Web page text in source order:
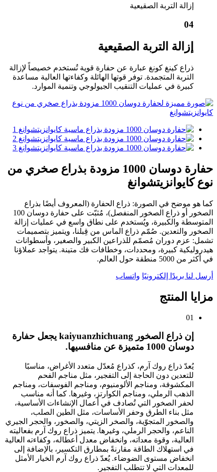
إزالة التربة الصقيعية
04
إزالة التربة الصقيعية
ذراع كينغ كونغ عبارة عن حفارة قوية تُستخدم خصيصاً لإزالة
التربة المتجمدة. توفر قوتها الهائلة وكفاءتها العالية مساعدة
كبيرة في عمليات التنقيب الجيولوجي وتنمية الموارد.
حفارة دوسان 1000 مزودة بذراع صخري من
نوع كايوانزيتشوانغ
كما هو موضح في الصورة: ذراع الحفارة (المعروف أيضًا بذراع
الصخور أو ذراع الصخور المنفصل)، مُثبّت على حفارة دوسان 100
المتوسطة والكبيرة، ويُستخدم على نطاق واسع في عمليات إزالة
الصخور والتعدين. صُمّم ذراع الماس من قِبلنا، ويتميز بتصميمات
تشمل: عزم دوران مُصمّم للذراعين الكبير والصغير، وأسطوانات
هيدروليكية كبيرة، ومحددات، وخطافات فك متينة. يتواجد عملاؤنا
في أكثر من 5000 منطقة حول العالم.
أرسل لنا بريدًا إلكترونيًا واتساب
مزايا المنتج
01
إن ذراع الصخور kaiyuanzhichuang يجعل حفارة
دوسان 1000 متميزة عن منافسيها.
يُعدّ ذراع روك آرم، كذراع مُعدّل متعدد الأغراض، مناسبًا
للتعدين دون الحاجة إلى التفجير، مثل مناجم الفحم
المكشوفة، ومناجم الألومنيوم، ومناجم الفوسفات، ومناجم
الذهب الرملي، ومناجم الكوارتز، وغيرها. كما أنه مناسب
لحفر الصخور التي تُصادف في أعمال الإنشاءات الأساسية،
مثل بناء الطرق وحفر الأساسات، مثل الطين الصلب،
والصخور المتجوّية، والصخر الزيتي، والصخور، والحجر الجيري
الناعم، والحجر الرملي، وغيرها. يتميز ذراع روك آرم بفعاليته
العالية، وقوة معداته، وانخفاض معدل أعطاله، وكفاءته العالية
في استهلاك الطاقة مقارنةً بمطارق التكسير، بالإضافة إلى
انخفاض مستوى الضوضاء. يُعدّ ذراع روك آرم الخيار الأمثل
للمعدات التي لا تتطلب التفجير.